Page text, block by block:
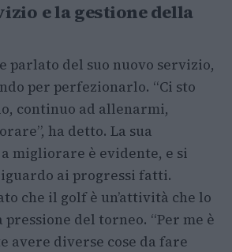
e la gestione della
parlato del suo nuovo servizio,
per perfezionarlo. “Ci sto
continuo ad allenarmi,
ha detto. La sua
migliorare è evidente, e si
ai progressi fatti.
che il golf è un’attività che lo
del torneo. “Per me è
avere diverse cose da fare